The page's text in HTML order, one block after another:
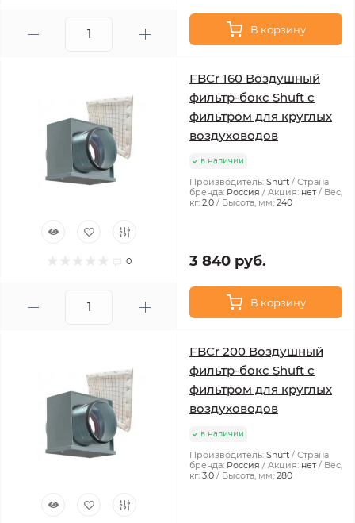
В корзину
0
FBCr 160 Воздушный
фильтр-бокс Shuft с
фильтром для круглых
воздуховодов
в наличии
Производитель: Shuft
Страна
бренда: Россия Акция: нет
Вес,
кг: 2.0 Высота, мм: 240
3 840 руб.
В корзину
FBCr 200 Воздушный
фильтр-бокс Shuft с
фильтром для круглых
воздуховодов
в наличии
Производитель: Shuft
Страна
бренда: Россия Акция: нет
Вес,
кг: 3.0 Высота, мм: 280